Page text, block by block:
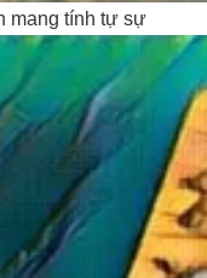
mang tính tự sự